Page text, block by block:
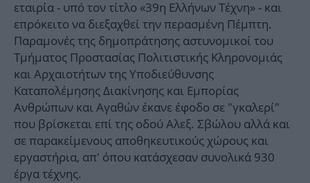
εταιρία - υπό τον τίτλο «39η Ελλήνων Τέχνη» - και
επρόκειτο να διεξαχθεί την περασμένη Πέμπτη.
Παραμονές της δημοπράτησης αστυνομικοί του
Τμήματος Προστασίας Πολιτιστικής Κληρονομιάς
και Αρχαιοτήτων της Υποδιεύθυνσης
Καταπολέμησης Διακίνησης και Εμπορίας
Ανθρώπων και Αγαθών έκανε έφοδο σε "γκαλερί"
που βρίσκεται επί της οδού Αλεξ. Σβώλου αλλά και
σε παρακείμενους αποθηκευτικούς χώρους και
εργαστήρια, απ' όπου κατάσχεσαν συνολικά 930
έργα τέχνης.